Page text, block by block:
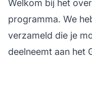
Welkom bij het
programma. We
verzameld die je
deelneemt aan het